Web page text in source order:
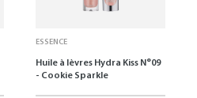
ESSENCE
Huile à lèvres Hydra Kiss N°09
- Cookie Sparkle